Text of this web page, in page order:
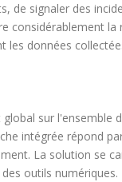
de signaler des
considérablement
les données
sur
intégrée répond
La solution se
outils numériques.